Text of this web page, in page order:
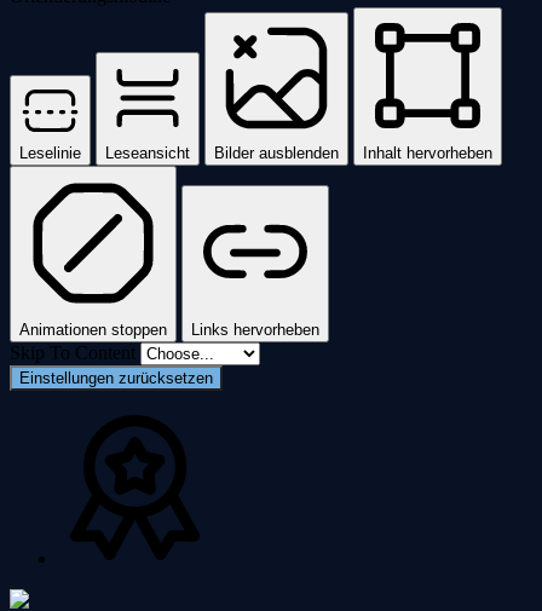
Leselinie Leseansicht Bilder ausblenden Inhalt hervorheben
Animationen stoppen Links hervorheben
Skip To Content
Einstellungen zurücksetzen